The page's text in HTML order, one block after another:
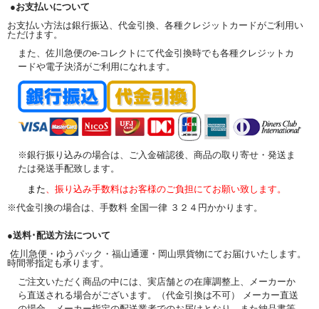
●お支払いについて
お支払い方法は銀行振込、代金引換、各種クレジットカードがご利用い
ただけます。
また、佐川急便のe-コレクトにて代金引換時でも各種クレジットカ
ードや電子決済がご利用になれます。
※銀行振り込みの場合は、ご入金確認後、商品の取り寄せ・発送ま
たは発送手配致します。
また 、振り込み手数料はお客様のご負担にてお願い致します。
※代金引換の場合は、手数料 全国一律 ３２４円かかります。
●送料･配送方法について
佐川急便・ゆうパック・福山通運・岡山県貨物にてお届けいたします。
時間帯指定も承ります。
ご注文いただく商品の中には、実店舗との在庫調整上、メーカーか
ら直送される場合がございます。（代金引換は不可） メーカー直送